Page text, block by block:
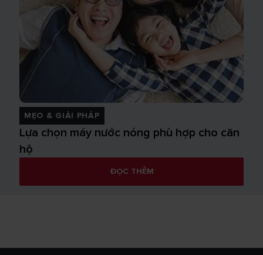
MẸO & GIẢI PHÁP
Lựa chọn máy nước nóng phù hợp cho căn
hộ
ĐỌC THÊM